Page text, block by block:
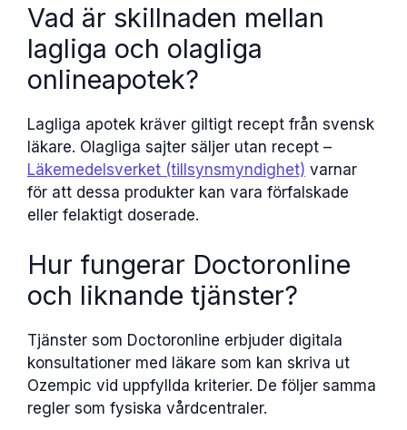
Vad är skillnaden mellan
lagliga och olagliga
onlineapotek?
Lagliga apotek kräver giltigt recept från svensk
läkare. Olagliga sajter säljer utan recept –
Läkemedelsverket (tillsynsmyndighet) varnar
för att dessa produkter kan vara förfalskade
eller felaktigt doserade.
Hur fungerar Doctoronline
och liknande tjänster?
Tjänster som Doctoronline erbjuder digitala
konsultationer med läkare som kan skriva ut
Ozempic vid uppfyllda kriterier. De följer samma
regler som fysiska vårdcentraler.